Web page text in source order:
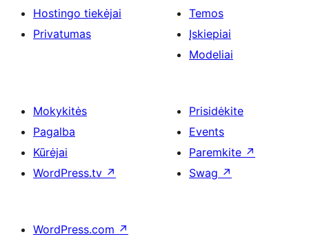
Hostingo tiekėjai
Privatumas
Temos
Įskiepiai
Modeliai
Mokykitės
Pagalba
Kūrėjai
WordPress.tv ↗
Prisidėkite
Events
Paremkite ↗
Swag ↗
WordPress.com ↗